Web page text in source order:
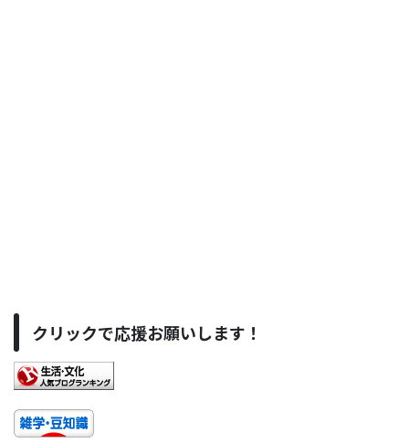
クリックで応援お願いします！